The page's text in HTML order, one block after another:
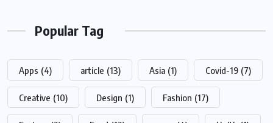
Popular Tag
Apps (4) article (13) Asia (1) Covid-19 (7)
Creative (10) Design (1) Fashion (17)